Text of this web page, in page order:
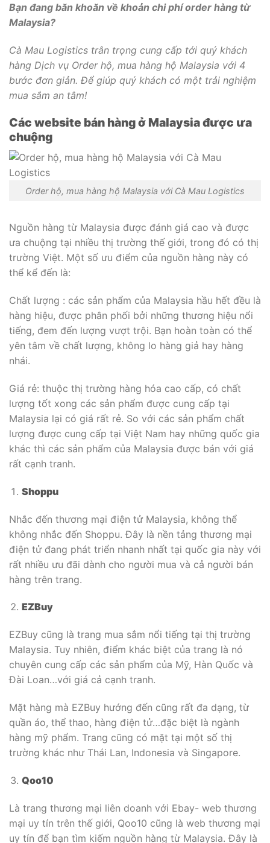
Bạn đang băn khoăn về khoản chi phí order hàng từ
Malaysia?
Cà Mau Logistics trân trọng cung cấp tới quý khách
hàng Dịch vụ Order hộ, mua hàng hộ Malaysia với 4
bước đơn giản. Để giúp quý khách có một trải nghiệm
mua sắm an tâm!
Các website bán hàng ở Malaysia được ưa
chuộng
Order hộ, mua hàng hộ Malaysia với Cà Mau Logistics
Nguồn hàng từ Malaysia được đánh giá cao và được
ưa chuộng tại nhiều thị trường thế giới, trong đó có thị
trường Việt. Một số ưu điểm của nguồn hàng này có
thể kể đến là:
Chất lượng : các sản phẩm của Malaysia hầu hết đều là
hàng hiệu, được phân phối bởi những thương hiệu nổi
tiếng, đem đến lượng vượt trội. Bạn hoàn toàn có thể
yên tâm về chất lượng, không lo hàng giả hay hàng
nhái.
Giá rẻ: thuộc thị trường hàng hóa cao cấp, có chất
lượng tốt xong các sản phẩm được cung cấp tại
Malaysia lại có giá rất rẻ. So với các sản phẩm chất
lượng được cung cấp tại Việt Nam hay những quốc gia
khác thì các sản phẩm của Malaysia được bán với giá
rất cạnh tranh.
Shoppu
Nhắc đến thương mại điện tử Malaysia, không thể
không nhắc đến Shoppu. Đây là nền tảng thương mại
điện tử đang phát triển nhanh nhất tại quốc gia này với
rất nhiều ưu đãi dành cho người mua và cả người bán
hàng trên trang.
EZBuy
EZBuy cũng là trang mua sắm nổi tiếng tại thị trường
Malaysia. Tuy nhiên, điểm khác biệt của trang là nó
chuyên cung cấp các sản phẩm của Mỹ, Hàn Quốc và
Đài Loan…với giá cả cạnh tranh.
Mặt hàng mà EZBuy hướng đến cũng rất đa dạng, từ
quần áo, thể thao, hàng điện tử…đặc biệt là ngành
hàng mỹ phẩm. Trang cũng có mặt tại một số thị
trường khác như Thái Lan, Indonesia và Singapore.
Qoo10
Là trang thương mại liên doanh với Ebay- web thương
mại uy tín trên thế giới, Qoo10 cũng là web thương mại
uy tín để bạn tìm kiếm nguồn hàng từ Malaysia. Đây là